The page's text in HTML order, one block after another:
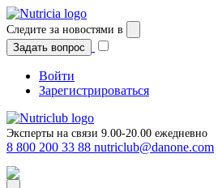
Перейти
к
содержимому
Следите за новостями в
Задать вопрос
Войти
Зарегистрироваться
Эксперты на связи 9.00-20.00 ежедневно
8 800 200 33 88 nutriclub@danone.com